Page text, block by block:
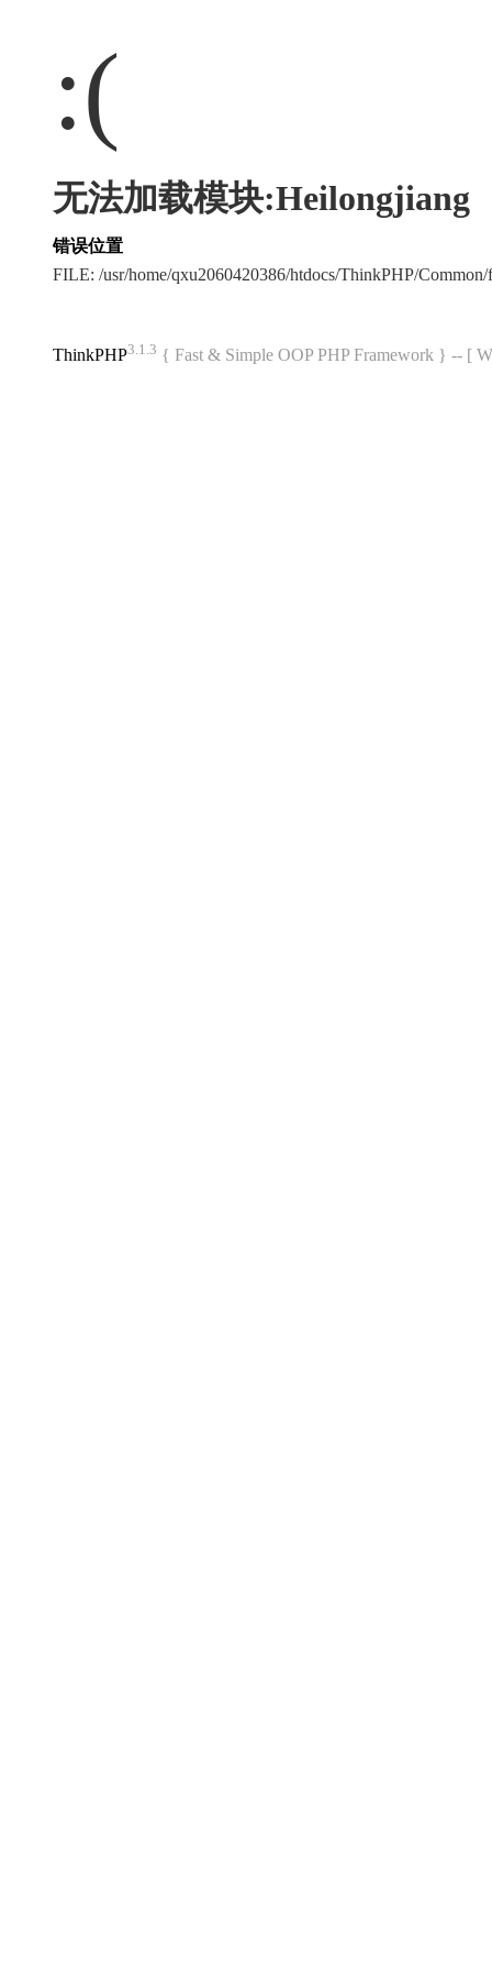
:(
无法加载模块:Heilongjiang
错误位置
FILE: /usr/home/qxu2060420386/htdocs/ThinkPHP/
ThinkPHP3.1.3 { Fast & Simple OOP PHP Framework } -- [